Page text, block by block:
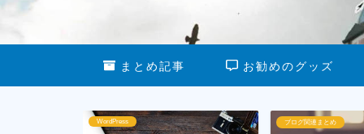
まとめ記事 お勧めのグッズ
ブログ関連まとめ ブログ運営